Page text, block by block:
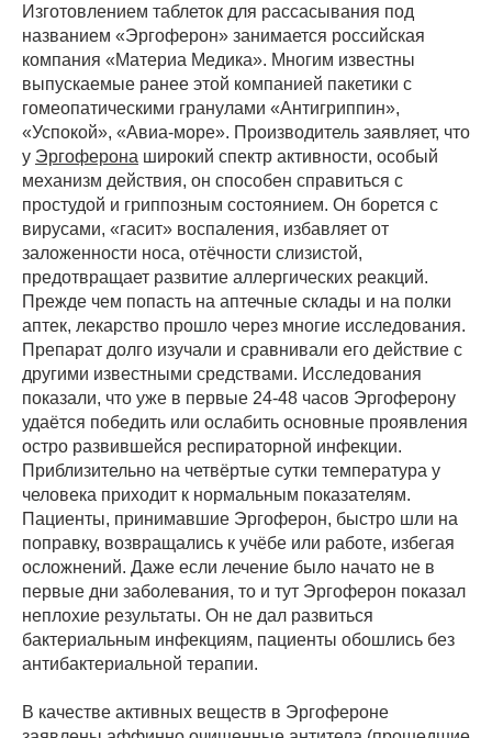
Изготовлением таблеток для рассасывания под
названием «Эргоферон» занимается российская
компания «Материа Медика». Многим известны
выпускаемые ранее этой компанией пакетики с
гомеопатическими гранулами «Антигриппин»,
«Успокой», «Авиа-море». Производитель заявляет, что
у Эргоферона широкий спектр активности, особый
механизм действия, он способен справиться с
простудой и гриппозным состоянием. Он борется с
вирусами, «гасит» воспаления, избавляет от
заложенности носа, отёчности слизистой,
предотвращает развитие аллергических реакций.
Прежде чем попасть на аптечные склады и на полки
аптек, лекарство прошло через многие исследования.
Препарат долго изучали и сравнивали его действие с
другими известными средствами. Исследования
показали, что уже в первые 24-48 часов Эргоферону
удаётся победить или ослабить основные проявления
остро развившейся респираторной инфекции.
Приблизительно на четвёртые сутки температура у
человека приходит к нормальным показателям.
Пациенты, принимавшие Эргоферон, быстро шли на
поправку, возвращались к учёбе или работе, избегая
осложнений. Даже если лечение было начато не в
первые дни заболевания, то и тут Эргоферон показал
неплохие результаты. Он не дал развиться
бактериальным инфекциям, пациенты обошлись без
антибактериальной терапии.
В качестве активных веществ в Эргофероне